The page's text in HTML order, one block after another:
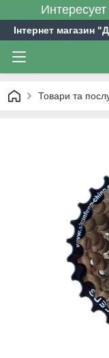
Інтернет магазин
Товари та